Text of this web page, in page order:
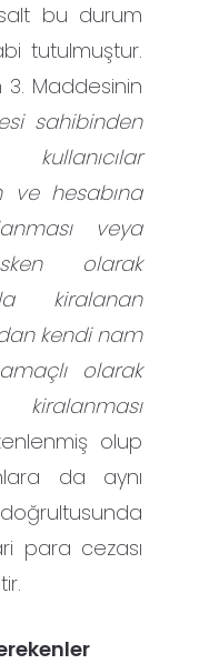
bu durum
tutulmuştur.
Maddesinin
sahibinden
ve hesabına
veya
olarak
kiralanan
kendi nam
olarak
olup
da aynı
para cezası